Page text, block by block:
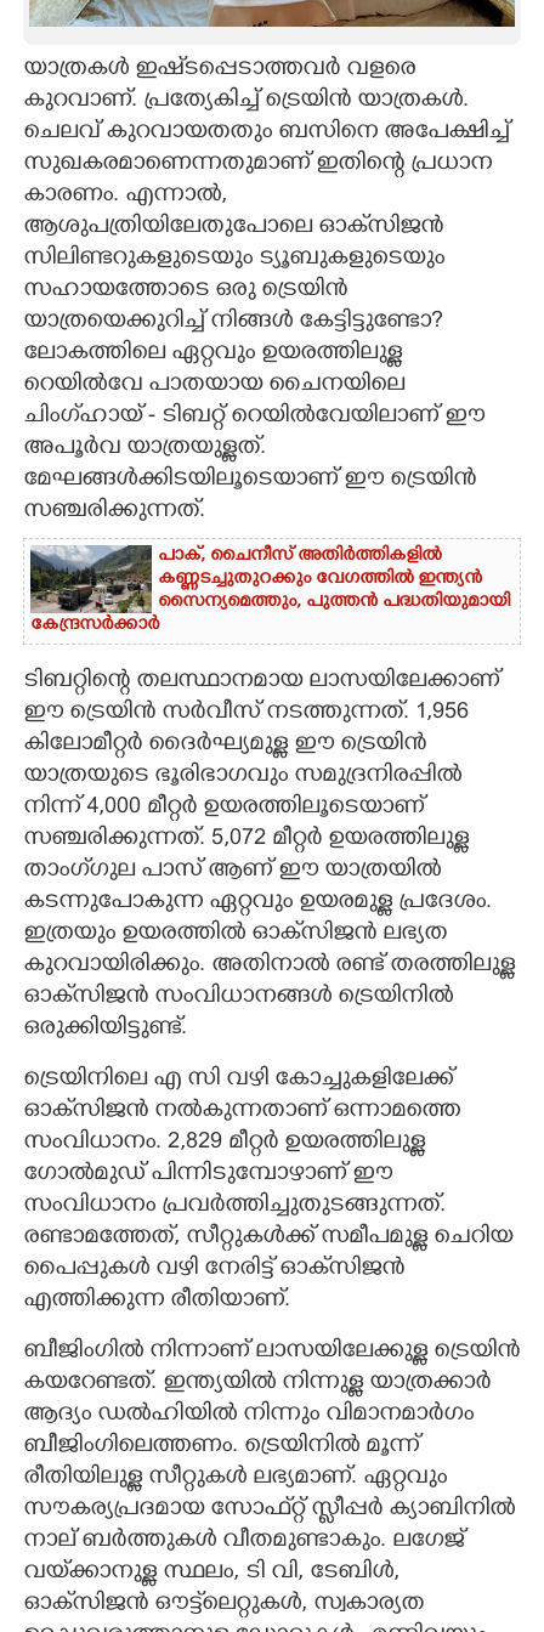
LITERATURE
CONTACT US
യാത്രകൾ ഇഷ്‌ടപ്പെടാത്തവർ വളരെ
കുറവാണ്. പ്രത്യേകിച്ച് ട്രെയിൻ യാത്രകൾ.
ചെലവ് കുറവായതതും ബസിനെ അപേക്ഷിച്ച്
സുഖകരമാണെന്നതുമാണ് ഇതിന്റെ പ്രധാന
കാരണം. എന്നാൽ,
ആശുപത്രിയിലേതുപോലെ ഓക്‌സിജൻ
സിലിണ്ടറുകളുടെയും ട്യൂബുകളുടെയും
സഹായത്തോടെ ഒരു ട്രെയിൻ
യാത്രയെക്കുറിച്ച് നിങ്ങൾ കേട്ടിട്ടുണ്ടോ?
ലോകത്തിലെ ഏറ്റവും ഉയരത്തിലുള്ള
റെയിൽവേ പാതയായ ചൈനയിലെ
ചിംഗ്‌ഹായ് - ടിബറ്റ് റെയിൽവേയിലാണ് ഈ
അപൂർവ യാത്രയുള്ളത്.
മേഘങ്ങൾക്കിടയിലൂടെയാണ് ഈ ട്രെയിൻ
സഞ്ചരിക്കുന്നത്.
പാക്, ചൈനീസ് അതിർത്തികളിൽ
കണ്ണടച്ചുതുറക്കും വേഗത്തിൽ ഇന്ത്യൻ
സൈന്യമെത്തും, പുത്തൻ പദ്ധതിയുമായി
കേന്ദ്രസർക്കാർ
ടിബറ്റിന്റെ തലസ്ഥാനമായ ലാസയിലേക്കാണ്
ഈ ട്രെയിൻ സർവീസ് നടത്തുന്നത്. 1,956
കിലോമീറ്റർ ദൈർഘ്യമുള്ള ഈ ട്രെയിൻ
യാത്രയുടെ ഭൂരിഭാഗവും സമുദ്രനിരപ്പിൽ
നിന്ന് 4,000 മീറ്റർ ഉയരത്തിലൂടെയാണ്
സഞ്ചരിക്കുന്നത്. 5,072 മീറ്റർ ഉയരത്തിലുള്ള
താംഗ്‌ഗുല പാസ് ആണ് ഈ യാത്രയിൽ
കടന്നുപോകുന്ന ഏറ്റവും ഉയരമുള്ള പ്രദേശം.
ഇത്രയും ഉയരത്തിൽ ഓക്‌സിജൻ ലഭ്യത
കുറവായിരിക്കും. അതിനാൽ രണ്ട് തരത്തിലുള്ള
ഓക്‌സിജൻ സംവിധാനങ്ങൾ ട്രെയിനിൽ
ഒരുക്കിയിട്ടുണ്ട്.
ട്രെയിനിലെ എ സി വഴി കോച്ചുകളിലേക്ക്
ഓക്‌സിജൻ നൽകുന്നതാണ് ഒന്നാമത്തെ
സംവിധാനം. 2,829 മീറ്റർ ഉയരത്തിലുള്ള
ഗോൽമുഡ് പിന്നിടുമ്പോഴാണ് ഈ
സംവിധാനം പ്രവർത്തിച്ചുതുടങ്ങുന്നത്.
രണ്ടാമത്തേത്, സീറ്റുകൾക്ക് സമീപമുള്ള ചെറിയ
പൈപ്പുകൾ വഴി നേരിട്ട് ഓക്‌സിജൻ
എത്തിക്കുന്ന രീതിയാണ്.
ബീജിംഗിൽ നിന്നാണ് ലാസയിലേക്കുള്ള ട്രെയിൻ
കയറേണ്ടത്. ഇന്ത്യയിൽ നിന്നുള്ള യാത്രക്കാർ
ആദ്യം ഡൽഹിയിൽ നിന്നും വിമാനമാർഗം
ബീജിംഗിലെത്തണം. ട്രെയിനിൽ മൂന്ന്
രീതിയിലുള്ള സീറ്റുകൾ ലഭ്യമാണ്. ഏറ്റവും
സൗകര്യപ്രദമായ സോഫ്‌റ്റ് സ്ലീപ്പർ ക്യാബിനിൽ
നാല് ബർത്തുകൾ വീതമുണ്ടാകും. ലഗേജ്
വയ്‌ക്കാനുള്ള സ്ഥലം, ടി വി, ടേബിൾ,
ഓക്‌സിജൻ ഔട്ട്‌ലെറ്റുകൾ, സ്വകാര്യത